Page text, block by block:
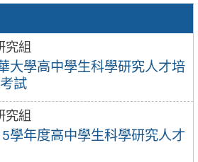
究組
大學高中學生科學研究人才培
試
究組
學年度高中學生科學研究人才